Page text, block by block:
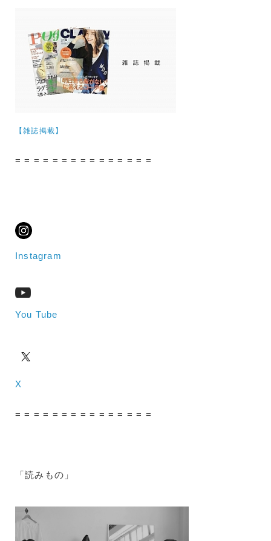
【雑誌掲載】
= = = = = = = = = = = = = = =
Instagram
You Tube
X
= = = = = = = = = = = = = = =
「読みもの」